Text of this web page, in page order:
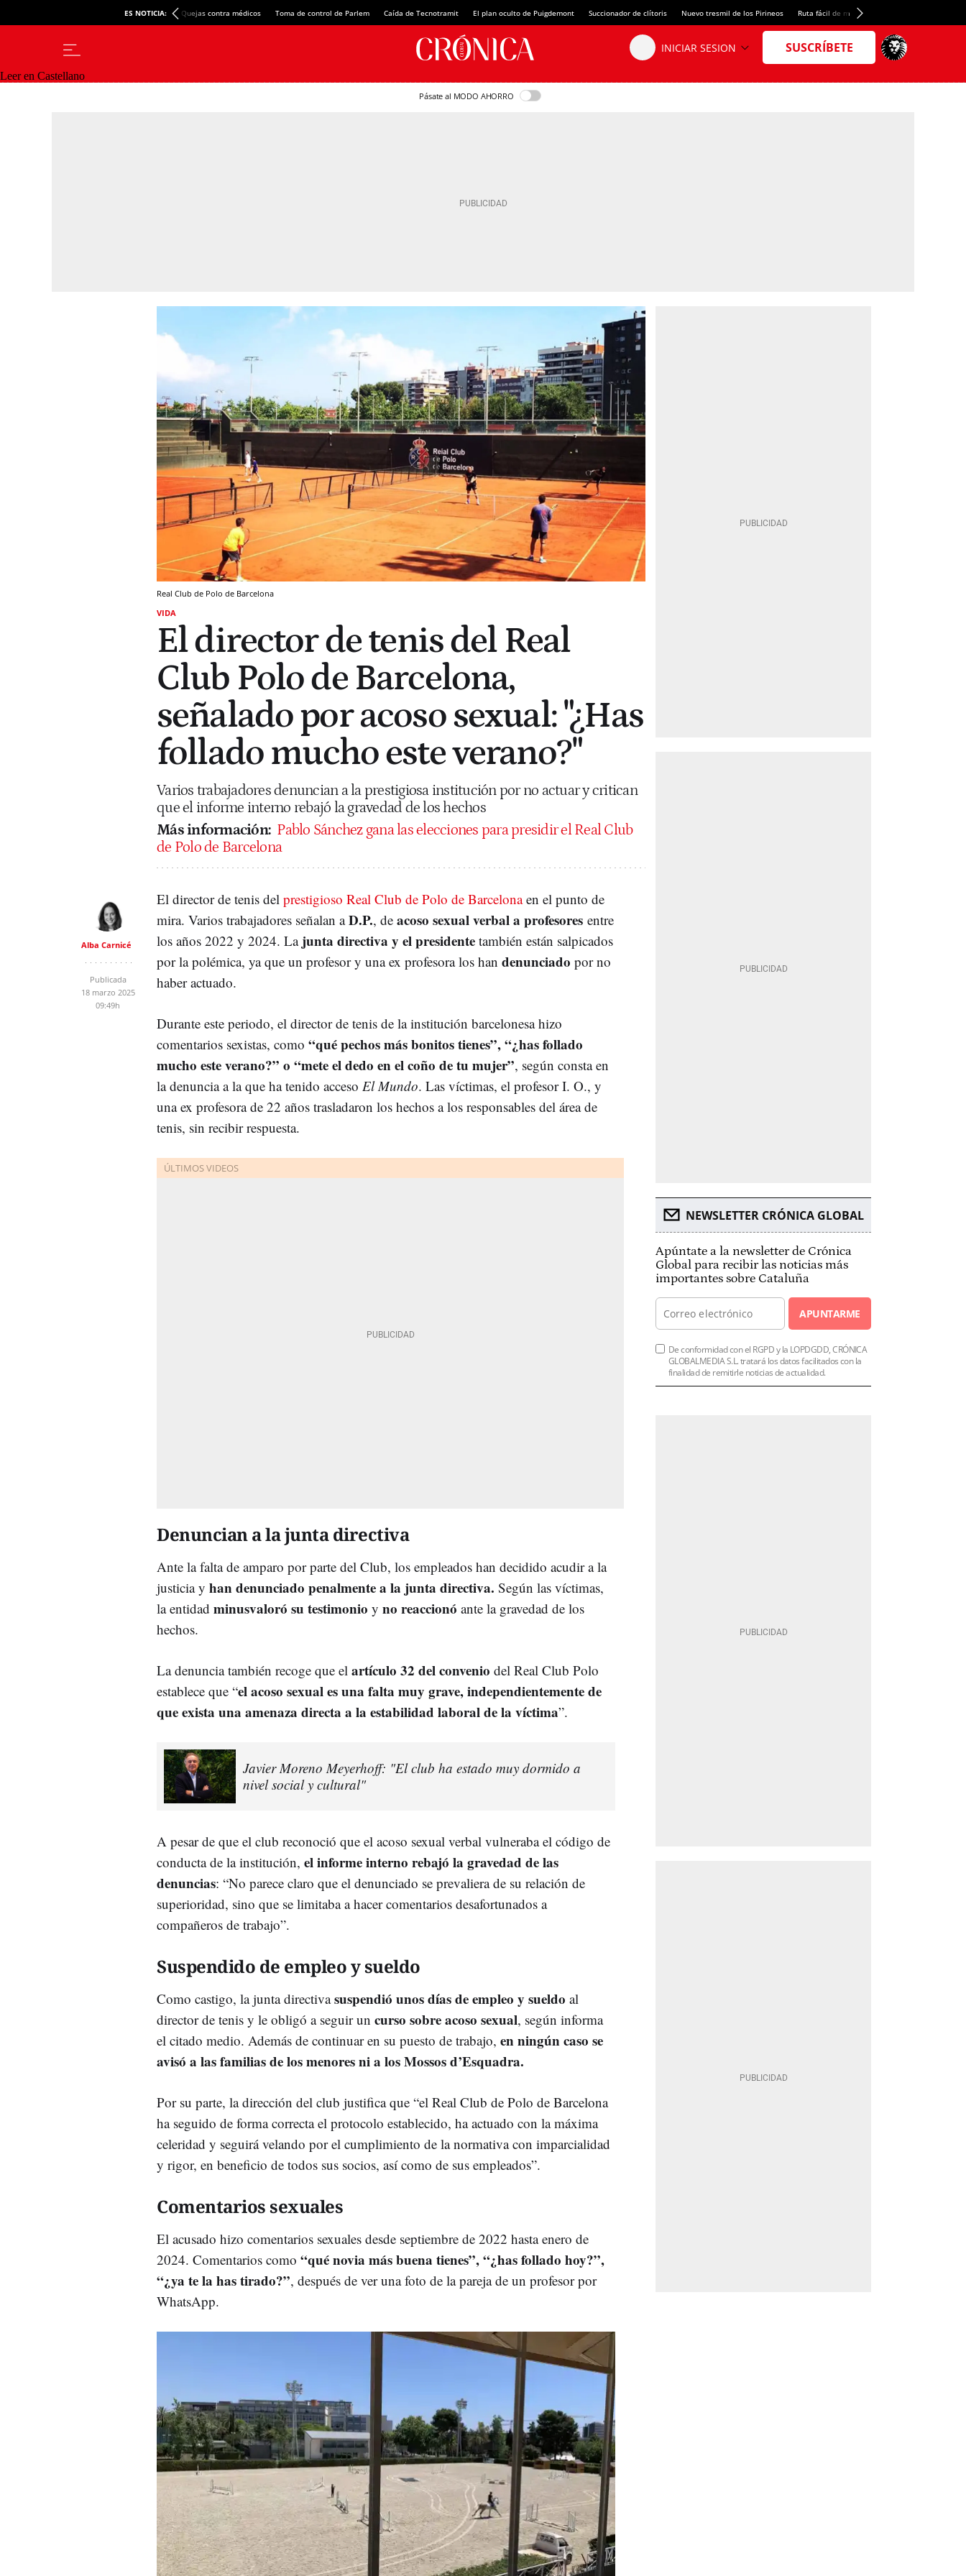
ES NOTICIA: Quejas contra médicos Toma de control de Parlem Caída de Tecnotramit El plan oculto de Puigdemont Succionador de clítoris Nuevo tresmil de los Pirineos Ruta fácil de montaña
Leer en Castellano
Pásate al MODO AHORRO
Real Club de Polo de Barcelona
VIDA
El director de tenis del Real
Club Polo de Barcelona,
señalado por acoso sexual: "¿Has
follado mucho este verano?"
Varios trabajadores denuncian a la prestigiosa institución por no actuar y critican
que el informe interno rebajó la gravedad de los hechos
Más información: Pablo Sánchez gana las elecciones para presidir el Real Club
de Polo de Barcelona
Alba Carnicé
Publicada
18 marzo 2025
09:49h
El director de tenis del prestigioso Real Club de Polo de Barcelonaen el punto de
mira. Varios trabajadores señalan aD.P., de acoso sexual verbal a profesores entre
los años 2022 y 2024. La junta directiva y el presidente también están salpicados
por la polémica, ya que un profesor y una ex profesora los han denunciado por no
haber actuado.
Durante este periodo, el director de tenis de la institución barcelonesa hizo
comentarios sexistas, como “qué pechos más bonitos tienes”, “¿has follado
mucho este verano?” o “mete el dedo en el coño de tu mujer”, según consta en
la denuncia a la que ha tenido acceso El Mundo. Las víctimas, el profesor I. O., y
una ex profesora de 22 años trasladaron los hechos a los responsables del área de
tenis, sin recibir respuesta.
Denuncian a la junta directiva
Ante la falta de amparo por parte del Club, los empleados han decidido acudir a la
justicia y han denunciado penalmente a la junta directiva. Según las víctimas,
la entidad minusvaloró su testimonio y no reaccionó ante la gravedad de los
hechos.
La denuncia también recoge que el artículo 32 del convenio del Real Club Polo
establece que “el acoso sexual es una falta muy grave, independientemente de
que exista una amenaza directa a la estabilidad laboral de la víctima”.
Javier Moreno Meyerhoff: "El club ha estado muy dormido a
nivel social y cultural"
A pesar de que el club reconoció que el acoso sexual verbal vulneraba el código de
conducta de la institución, el informe interno rebajó la gravedad de las
denuncias: “No parece claro que el denunciado se prevaliera de su relación de
superioridad, sino que se limitaba a hacer comentarios desafortunados a
compañeros de trabajo”.
Suspendido de empleo y sueldo
Como castigo, la junta directivasuspendió unos días de empleo y sueldo al
director de tenis y le obligó a seguir un curso sobre acoso sexual, según informa
el citado medio. Además de continuar en su puesto de trabajo, en ningún caso se
avisó a las familias de los menores ni a los Mossos d’Esquadra.
Por su parte, la dirección del club justifica que “el Real Club de Polo de Barcelona
ha seguido de forma correcta el protocolo establecido, ha actuado con la máxima
celeridad y seguirá velando por el cumplimiento de la normativa con imparcialidad
y rigor, en beneficio de todos sus socios, así como de sus empleados”.
Comentarios sexuales
El acusado hizo comentarios sexuales desde septiembre de 2022 hasta enero de
2024. Comentarios como “qué novia más buena tienes”, “¿has follado hoy?”,
“¿ya te la has tirado?”, después de ver una foto de la pareja de un profesor por
WhatsApp.
NEWSLETTER CRÓNICA GLOBAL
Apúntate a la newsletter de Crónica
Global para recibir las noticias más
importantes sobre Cataluña
APUNTARME
De conformidad con el RGPD y la LOPDGDD, CRÓNICA
GLOBALMEDIA S.L. tratará los datos facilitados con la
finalidad de remitirle noticias de actualidad.